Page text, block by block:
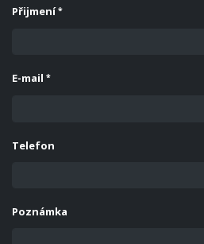
Přijmení
E-mail
Telefon
Poznámka